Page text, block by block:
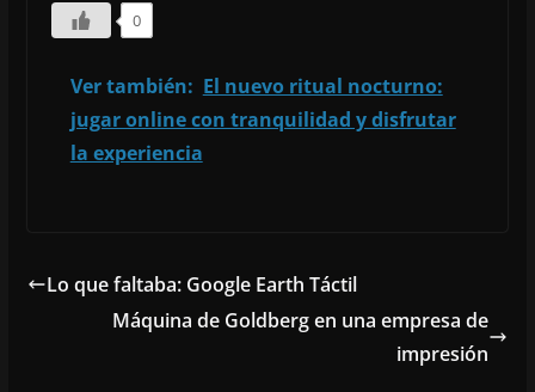
0
Ver también: El nuevo ritual nocturno:
jugar online con tranquilidad y disfrutar
la experiencia
Lo que faltaba: Google Earth Táctil
Máquina de Goldberg en una empresa de
impresión